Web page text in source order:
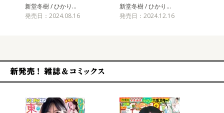
新堂冬樹 / ひかり…
発売日：2024.08.16
新堂冬樹 / ひかり…
発売日：2024.12.16